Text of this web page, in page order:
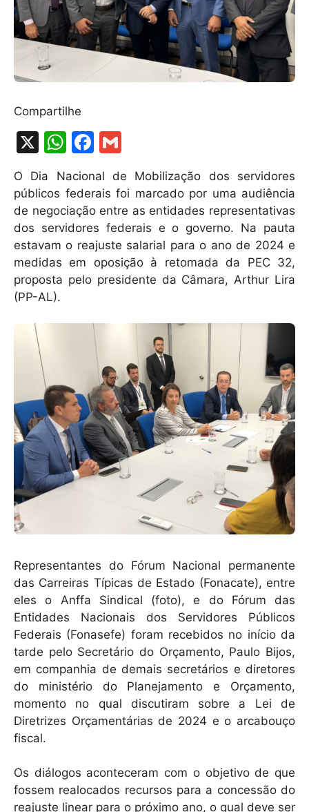
Compartilhe
X
W
at
s
A
p
p
F
a
c
e
b
o
o
m
ai
l
O Dia Nacional de Mobilização dos servidores
públicos federais foi marcado por uma audiência
de negociação entre as entidades representativas
dos servidores federais e o governo. Na pauta
estavam o reajuste salarial para o ano de 2024 e
medidas em oposição à retomada da PEC 32,
proposta pelo presidente da Câmara, Arthur Lira
(PP-AL).
Representantes do Fórum Nacional permanente
das Carreiras Típicas de Estado (Fonacate), entre
eles o Anffa Sindical (foto), e do Fórum das
Entidades Nacionais dos Servidores Públicos
Federais (Fonasefe) foram recebidos no início da
tarde pelo Secretário do Orçamento, Paulo Bijos,
em companhia de demais secretários e diretores
do ministério do Planejamento e Orçamento,
momento no qual discutiram sobre a Lei de
Diretrizes Orçamentárias de 2024 e o arcabouço
fiscal.
Os diálogos aconteceram com o objetivo de que
fossem realocados recursos para a concessão do
reajuste linear para o próximo ano, o qual deve ser